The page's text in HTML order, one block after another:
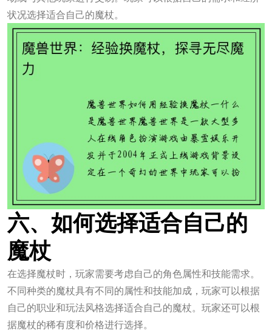
状况选择适合自己的魔杖。
六、如何选择适合自己的
魔杖
在选择魔杖时，玩家需要考虑自己的角色属性和技能需求。
不同种类的魔杖具有不同的属性和技能加成，玩家可以根据
自己的职业和玩法风格选择适合自己的魔杖。玩家还可以根
据魔杖的稀有度和价格进行选择。